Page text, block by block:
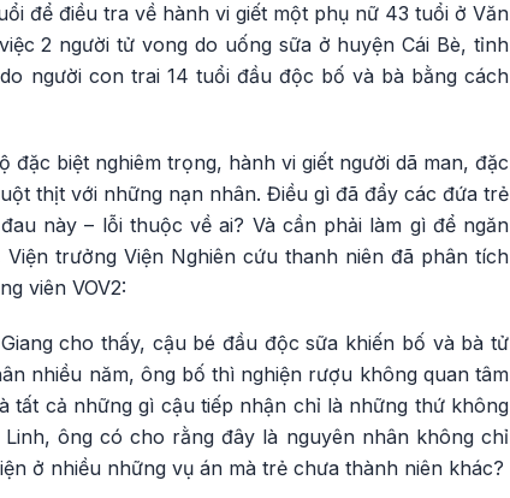
để điều tra về hành vi giết một phụ nữ 43 tuổi ở Văn
2 người tử vong do uống sữa ở huyện Cái Bè, tỉnh
người con trai 14 tuổi đầu độc bố và bà bằng cách
biệt nghiêm trọng, hành vi giết người dã man, đặc
thịt với những nạn nhân. Điều gì đã đẩy các đứa trẻ
này – lỗi thuộc về ai? Và cần phải làm gì để ngăn
trưởng Viện Nghiên cứu thanh niên đã phân tích
viên VOV2:
cho thấy, cậu bé đầu độc sữa khiến bố và bà tử
nhiều năm, ông bố thì nghiện rượu không quan tâm
tất cả những gì cậu tiếp nhận chỉ là những thứ không
ông có cho rằng đây là nguyên nhân không chỉ
ở nhiều những vụ án mà trẻ chưa thành niên khác?